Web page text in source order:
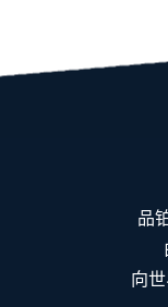
品
向